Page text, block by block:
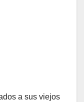
a sus viejos